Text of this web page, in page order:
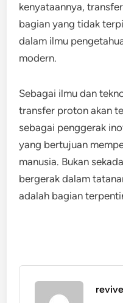
kenyataannya,
bagian yang tidak
dalam ilmu
modern.
Sebagai ilmu dan
transfer proton akan
sebagai penggerak
yang bertujuan
manusia. Bukan
bergerak dalam
adalah bagian